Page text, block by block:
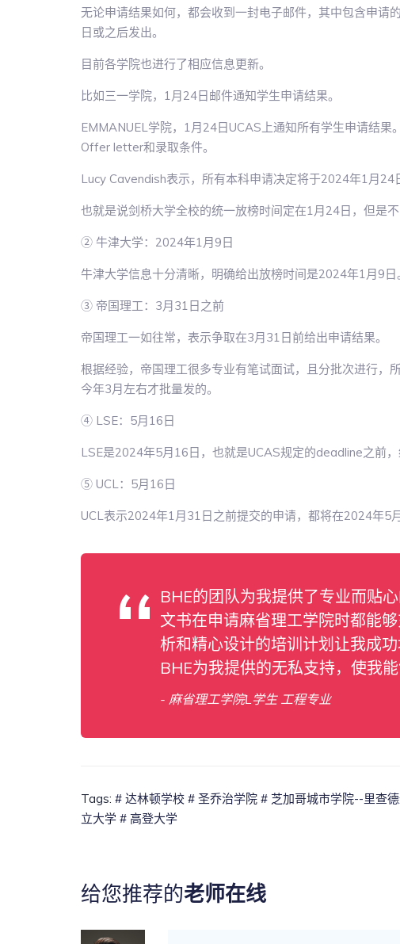
无论申请结果如何，都会收到一封电子邮件，其中包含申
日或之后发出。
目前各学院也进行了相应信息更新。
比如三一学院，1月24日邮件通知学生申请结果。
EMMANUEL学院，1月24日UCAS上通知所有学生申请结
Offer letter和录取条件。
Lucy Cavendish表示，所有本科申请决定将于2024年1月24
也就是说剑桥大学全校的统一放榜时间定在1月24日，但是
② 牛津大学：2024年1月9日
牛津大学信息十分清晰，明确给出放榜时间是2024年1月9日
③ 帝国理工：3月31日之前
帝国理工一如往常，表示争取在3月31日前给出申请结果。
根据经验，帝国理工很多专业有笔试面试，且分批次进行
今年3月左右才批量发的。
④ LSE：5月16日
LSE是2024年5月16日，也就是UCAS规定的deadline之前，
⑤ UCL：5月16日
UCL表示2024年1月31日之前提交的申请，都将在2024年5
BHE的团队为我提供了专业而贴
文书在申请麻省理工学院时都能
析和精心设计的培训计划让我成
BHE为我提供的无私支持，使我
- 麻省理工学院L学生 工程专业
Tags: # 达林顿学校 # 圣乔治学院 # 芝加哥城市学院--里查
立大学 # 高登大学
给您推荐的老师在线